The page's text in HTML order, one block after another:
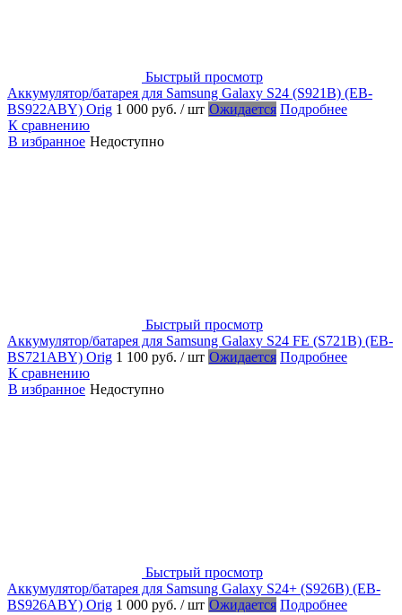
Быстрый просмотр
Аккумулятор/батарея для Samsung Galaxy S24 (S921B) (EB-
BS922ABY) Orig 1 000 руб. / шт Ожидается Подробнее
К сравнению
В избранное Недоступно
Быстрый просмотр
Аккумулятор/батарея для Samsung Galaxy S24 FE (S721B) (EB-
BS721ABY) Orig 1 100 руб. / шт Ожидается Подробнее
К сравнению
В избранное Недоступно
Быстрый просмотр
Аккумулятор/батарея для Samsung Galaxy S24+ (S926B) (EB-
BS926ABY) Orig 1 000 руб. / шт Ожидается Подробнее